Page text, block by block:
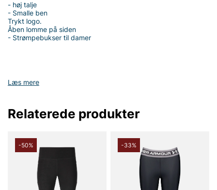
Læs mere
- høj talje
- Smalle ben
Trykt logo.
Åben lomme på siden
- Strømpebukser til damer
Tak fordi du handler i vores webshop. Besøg også vores butik i
Vingåker.
Relaterede produkter
-50% -33%